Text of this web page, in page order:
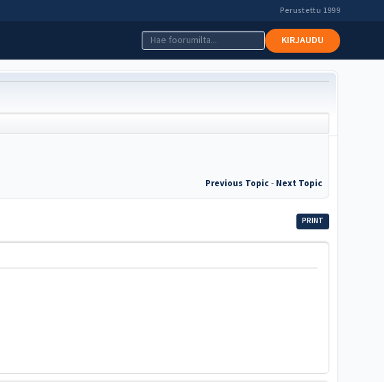
Perustettu 1999
KIRJAUDU
Previous Topic- Next Topic
PRINT